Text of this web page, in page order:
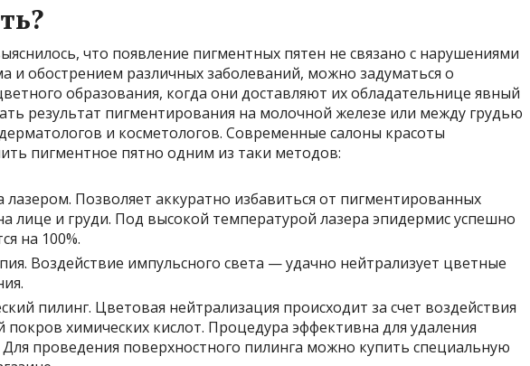
что появление пигментных пятен не связано с нарушениями
и обострением различных заболеваний, можно задуматься о
образования, когда они доставляют их обладательнице явный
результат пигментирования на молочной железе или между грудью
и косметологов. Современные салоны красоты
пигментное пятно одним из таки методов:
Позволяет аккуратно избавиться от пигментированных
лице и груди. Под высокой температурой лазера эпидермис успешно
на 100%.
Воздействие импульсного света — удачно нейтрализует цветные
пилинг. Цветовая нейтрализация происходит за счет воздействия
химических кислот. Процедура эффективна для удаления
Для проведения поверхностного пилинга можно купить специальную